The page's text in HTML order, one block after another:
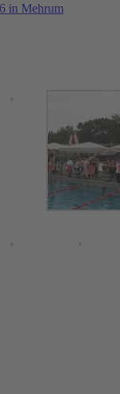
in Mehrum